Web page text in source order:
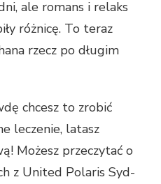
ale romans i relaks
różnicę. To teraz
rzecz po długim
chcesz to zrobić
leczenie, latasz
Możesz przeczytać o
z United Polaris Syd-